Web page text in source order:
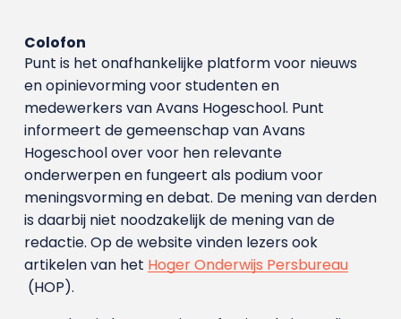
Colofon
Punt is het onafhankelijke platform voor nieuws
en opinievorming voor studenten en
medewerkers van Avans Hoge­school. Punt
informeert de gemeenschap van Avans
Hogeschool over voor hen relevante
onderwerpen en fungeert als podium voor
meningsvorming en debat. De mening van derden
is daarbij niet noodzakelijk de mening van de
redactie. Op de website vinden lezers ook
artikelen van het Hoger Onderwijs Persbureau
(HOP).